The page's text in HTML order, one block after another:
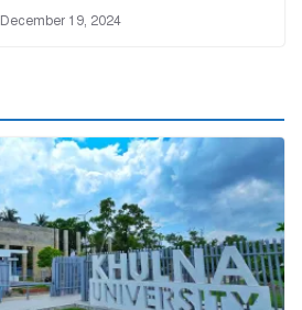
December 19, 2024